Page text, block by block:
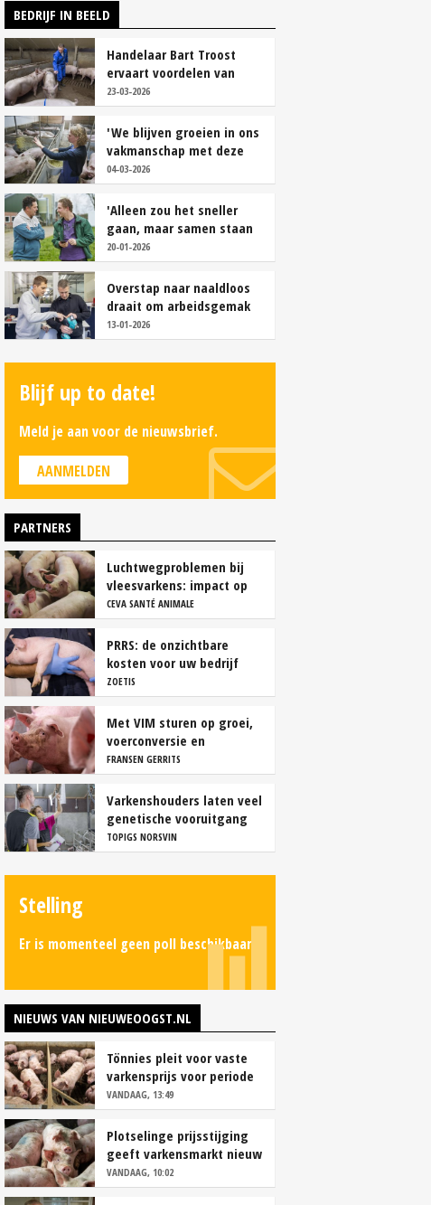
BEDRIJF IN BEELD
Handelaar Bart Troost
ervaart voordelen van
coöperatieve voerfusie
23-03-2026
'We blijven groeien in ons
vakmanschap met deze
teamaanpak'
04-03-2026
'Alleen zou het sneller
gaan, maar samen staan
we stukken sterker'
20-01-2026
Overstap naar naaldloos
draait om arbeidsgemak
en diervriendelijkheid
13-01-2026
Blijf up to date!
Meld je aan voor de nieuwsbrief.
AANMELDEN
PARTNERS
Luchtwegproblemen bij
vleesvarkens: impact op
karkas- en vleeskwaliteit
CEVA SANTÉ ANIMALE
PRRS: de onzichtbare
kosten voor uw bedrijf
ZOETIS
Met VIM sturen op groei,
voerconversie en
rendement
FRANSEN GERRITS
Varkenshouders laten veel
genetische vooruitgang
liggen
TOPIGS NORSVIN
Stelling
Er is momenteel geen poll beschikbaar.
NIEUWS VAN NIEUWEOOGST.NL
Tönnies pleit voor vaste
varkensprijs voor periode
van zes maanden
VANDAAG, 13:49
Plotselinge prijsstijging
geeft varkensmarkt nieuw
perspectief
VANDAAG, 10:02